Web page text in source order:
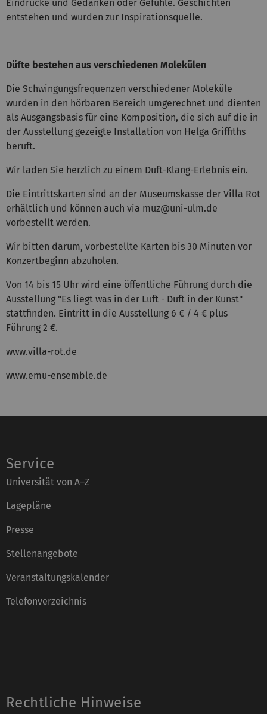
Eindrücke und Gedanken oder Gefühle. Geschichten
entstehen und wurden zur Inspirationsquelle.
Düfte bestehen aus verschiedenen Molekülen
Die Schwingungsfrequenzen verschiedener Moleküle
wurden in den hörbaren Bereich umgerechnet und dienten
als Ausgangsbasis für eine Komposition, die sich auf die in
der Ausstellung gezeigte Installation von Helga Griffiths
beruft.
Wir laden Sie herzlich zu einem Duft-Klang-Erlebnis ein.
Die Eintrittskarten sind an der Museumskasse der Villa Rot
erhältlich und können auch via muz@uni-ulm.de
vorbestellt werden.
Wir bitten darum, vorbestellte Karten bis 30 Minuten vor
Konzertbeginn abzuholen.
Von 14 bis 15 Uhr wird eine öffentliche Führung durch die
Ausstellung "Es liegt was in der Luft - Duft in der Kunst"
stattfinden. Eintritt in die Ausstellung 6 € / 4 € plus
Führung 2 €.
www.villa-rot.de
www.emu-ensemble.de
Service
Universität von A–Z
Lagepläne
Presse
Stellenangebote
Veranstaltungskalender
Telefonverzeichnis
Rechtliche Hinweise